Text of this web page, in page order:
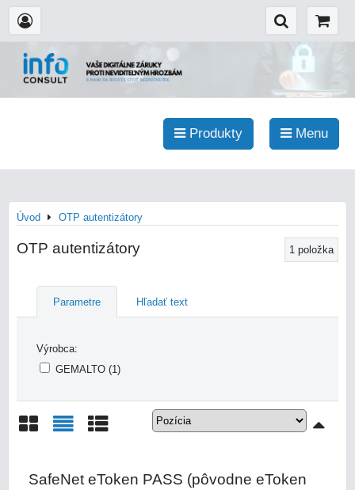
Produkty Menu
Úvod OTP autentizátory
OTP autentizátory 1 položka
Parametre Hľadať text
Výrobca:
GEMALTO (1)
SafeNet eToken PASS (pôvodne eToken